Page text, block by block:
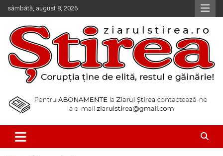
Skip
to
content
sâmbătă, august 8, 2026
Ziarul Știrea